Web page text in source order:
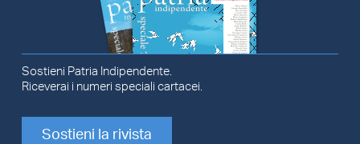
Sostieni Patria Indipendente.
Riceverai i numeri speciali cartacei.
Sostieni la rivista